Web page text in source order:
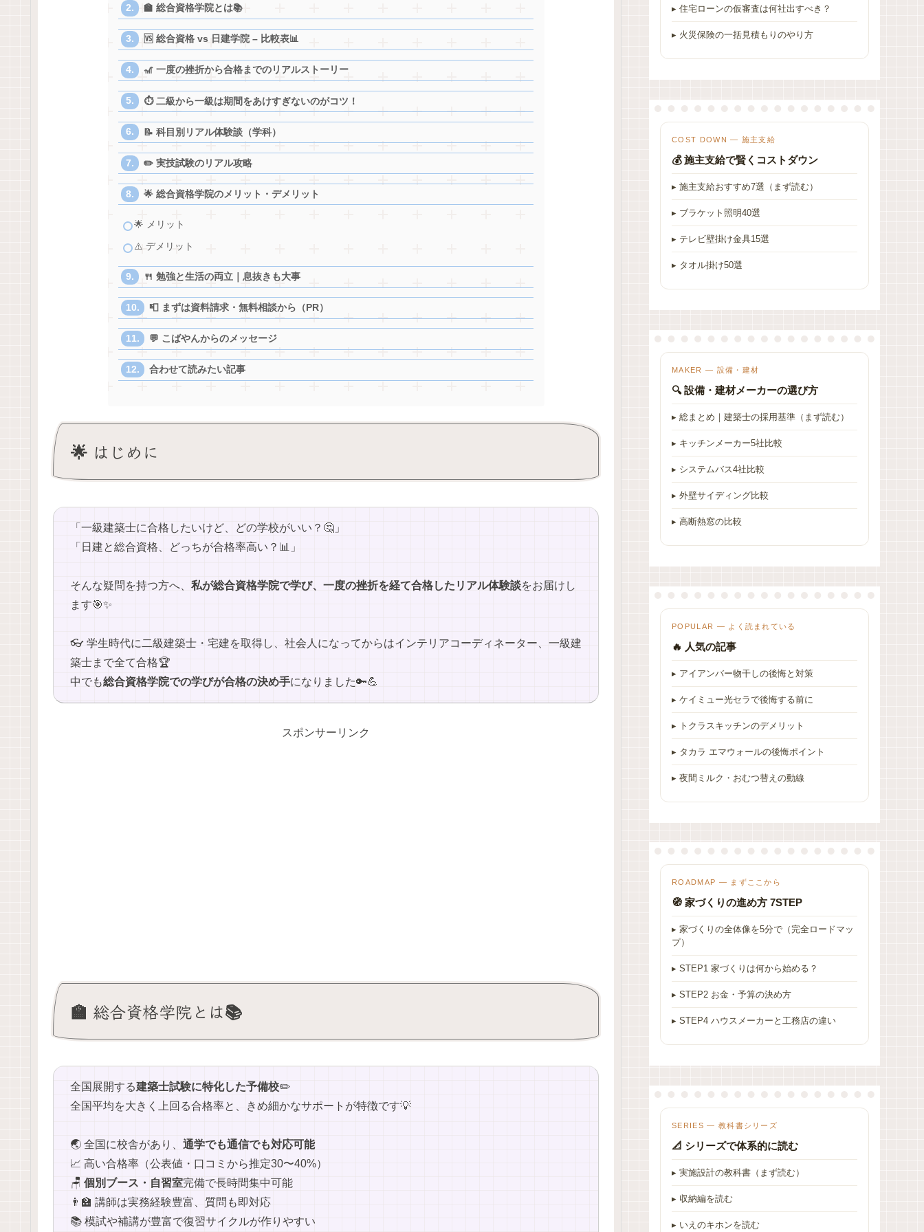
🏫 総合資格学院とは📚
🆚 総合資格 vs 日建学院 – 比較表📊
🎢 一度の挫折から合格までのリアルストーリー
⏱ 二級から一級は期間をあけすぎないのがコツ！
📝 科目別リアル体験談（学科）
✏️ 実技試験のリアル攻略
🌟 総合資格学院のメリット・デメリット
🌟 メリット
⚠️ デメリット
🍴 勉強と生活の両立｜息抜きも大事
📮 まずは資料請求・無料相談から（PR）
💬 こばやんからのメッセージ
合わせて読みたい記事
🌟 はじめに
「一級建築士に合格したいけど、どの学校がいい？🤔」
「日建と総合資格、どっちが合格率高い？📊」
そんな疑問を持つ方へ、 私が総合資格学院で学び、一度の挫折を経て合格したリアル体験談をお届けし
ます🎯✨
👓 学生時代に二級建築士・宅建を取得し、社会人になってからはインテリアコーディネーター、一級建
築士まで全て合格🏆
中でも総合資格学院での学びが合格の決め手になりました🔑💪
スポンサーリンク
🏫 総合資格学院とは📚
全国展開する建築士試験に特化した予備校✏️
全国平均を大きく上回る合格率と、きめ細かなサポートが特徴です💡
🌏 全国に校舎があり、 通学でも通信でも対応可能
📈 高い合格率（公表値・口コミから推定30〜40%）
🪑 個別ブース・自習室完備で長時間集中可能
👨‍🏫 講師は実務経験豊富、質問も即対応
📚 模試や補講が豊富で復習サイクルが作りやすい
▸ 住宅ローンの仮審査は何社出すべき？
▸ 火災保険の一括見積もりのやり方
COST DOWN — 施主支給
💰 施主支給で賢くコストダウン
▸ 施主支給おすすめ7選（まず読む）
▸ ブラケット照明40選
▸ テレビ壁掛け金具15選
▸ タオル掛け50選
MAKER — 設備・建材
🔍 設備・建材メーカーの選び方
▸ 総まとめ｜建築士の採用基準（まず読む）
▸ キッチンメーカー5社比較
▸ システムバス4社比較
▸ 外壁サイディング比較
▸ 高断熱窓の比較
POPULAR — よく読まれている
🔥 人気の記事
▸ アイアンバー物干しの後悔と対策
▸ ケイミュー光セラで後悔する前に
▸ トクラスキッチンのデメリット
▸ タカラ エマウォールの後悔ポイント
▸ 夜間ミルク・おむつ替えの動線
ROADMAP — まずここから
🧭 家づくりの進め方 7STEP
▸ 家づくりの全体像を5分で（完全ロードマッ
プ）
▸ STEP1 家づくりは何から始める？
▸ STEP2 お金・予算の決め方
▸ STEP4 ハウスメーカーと工務店の違い
SERIES — 教科書シリーズ
📐 シリーズで体系的に読む
▸ 実施設計の教科書（まず読む）
▸ 収納編を読む
▸ いえのキホンを読む